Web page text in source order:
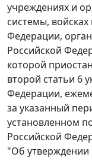
учреждениях и
системы,
Федерации,
Российской
которой
второй статьи 6
Федерации,
за указанный
установленном
Российской
"Об утверждении